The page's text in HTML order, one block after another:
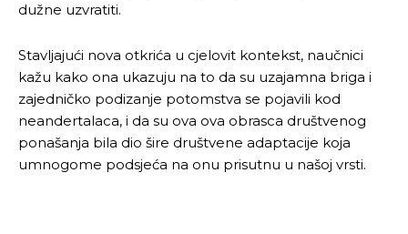
dužne uzvratiti.
Stavljajući nova otkrića u cjelovit kontekst, naučnici
kažu kako ona ukazuju na to da su uzajamna briga i
zajedničko podizanje potomstva se pojavili kod
neandertalaca, i da su ova ova obrasca društvenog
ponašanja bila dio šire društvene adaptacije koja
umnogome podsjeća na onu prisutnu u našoj vrsti.